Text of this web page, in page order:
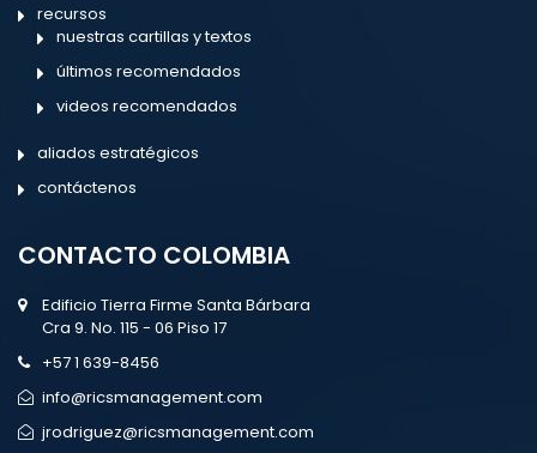
recursos
nuestras cartillas y textos
últimos recomendados
videos recomendados
aliados estratégicos
contáctenos
CONTACTO COLOMBIA
Edificio Tierra Firme Santa Bárbara
Cra 9. No. 115 - 06 Piso 17
+57 1 639-8456
info@ricsmanagement.com
jrodriguez@ricsmanagement.com